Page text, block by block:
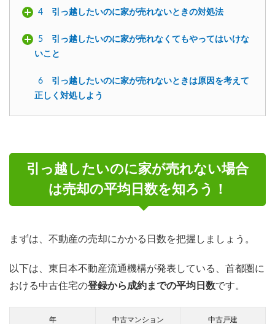
4 引っ越したいのに家が売れないときの対処法
5
引っ越したいのに家が売れなくてもやってはいけな
いこと
6
引っ越したいのに家が売れないときは原因を考えて
正しく対処しよう
引っ越したいのに家が売れない場合
は売却の平均日数を知ろう！
まずは、不動産の売却にかかる日数を把握しましょう。
以下は、東日本不動産流通機構が発表している、首都圏に
おける中古住宅の登録から成約までの平均日数です。
年 中古マンション 中古戸建